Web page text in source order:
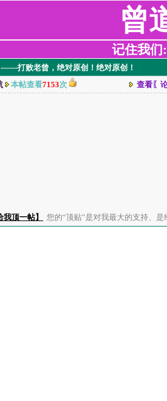
曾
记住我们
打败老曾，绝对原创！绝对原创！
本帖查看7153次 查看〖
我顶一帖】 您的“顶贴”是对我最大的支持、